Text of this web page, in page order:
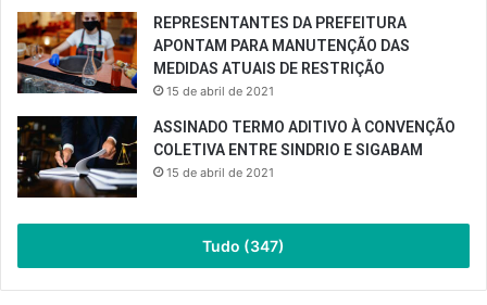
REPRESENTANTES DA PREFEITURA
APONTAM PARA MANUTENÇÃO DAS
MEDIDAS ATUAIS DE RESTRIÇÃO
15 de abril de 2021
ASSINADO TERMO ADITIVO À CONVENÇÃO
COLETIVA ENTRE SINDRIO E SIGABAM
15 de abril de 2021
Tudo (347)